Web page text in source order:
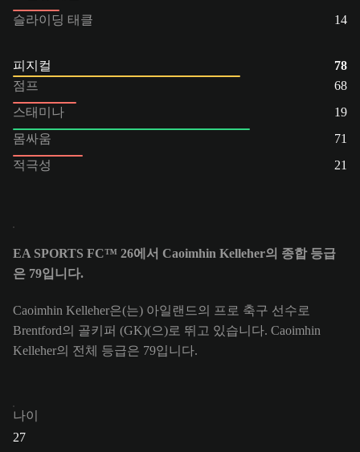
슬라이딩 태클
14
피지컬
78
점프
68
스태미나
19
몸싸움
71
적극성
21
EA SPORTS FC™ 26에서 Caoimhin Kelleher의 종합 등급
은 79입니다.
Caoimhin Kelleher은(는) 아일랜드의 프로 축구 선수로
Brentford의 골키퍼 (GK)(으)로 뛰고 있습니다. Caoimhin
Kelleher의 전체 등급은 79입니다.
나이
27